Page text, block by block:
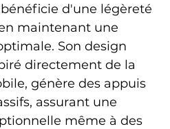
bénéficie d'une légèreté
maintenant une
Son design
directement de la
génère des appuis
assurant une
même à des